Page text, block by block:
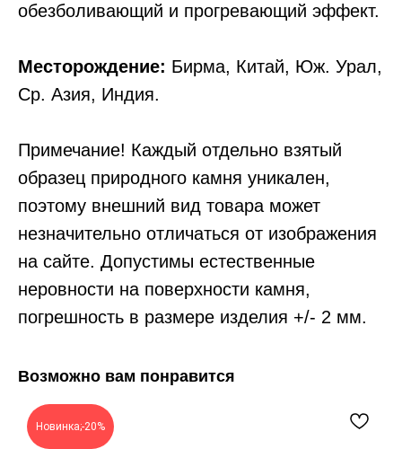
обезболивающий и прогревающий эффект.
Месторождение: Бирма, Китай, Юж. Урал,
Ср. Азия, Индия.
Примечание! Каждый отдельно взятый
образец природного камня уникален,
поэтому внешний вид товара может
незначительно отличаться от изображения
на сайте. Допустимы естественные
неровности на поверхности камня,
погрешность в размере изделия +/- 2 мм.
Возможно вам понравится
Новинка;-20%